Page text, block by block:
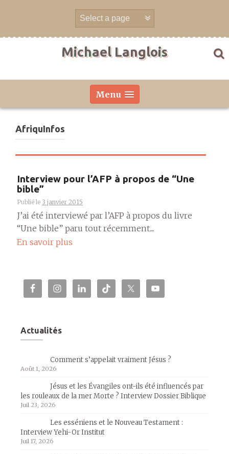
Michael Langlois
Menu
AfriquInfos
Interview pour l’AFP à propos de “Une
bible”
Publié le 3 janvier 2015
J’ai été interviewé par l’AFP à propos du livre
“Une bible” paru tout récemment....
En savoir plus
Actualités
Comment s’appelait vraiment Jésus ?
Août 1, 2026
Jésus et les Évangiles ont-ils été influencés par
les rouleaux de la mer Morte ? Interview Dossier Biblique
Juil 23, 2026
Les esséniens et le Nouveau Testament :
Interview Yehi-Or Institut
Juil 17, 2026